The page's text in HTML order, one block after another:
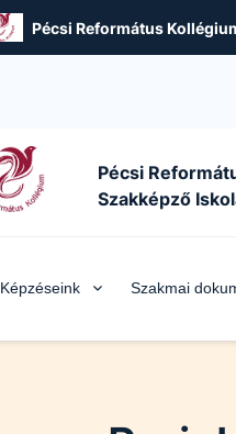
Pécsi Református
Pécsi
Szakképző
Képzéseink Szakmai